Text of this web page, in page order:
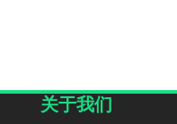
关于我们